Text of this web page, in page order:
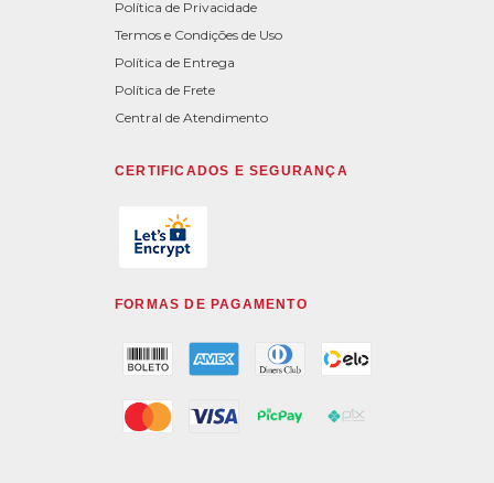
Política de Privacidade
Termos e Condições de Uso
Política de Entrega
Política de Frete
Central de Atendimento
CERTIFICADOS E SEGURANÇA
FORMAS DE PAGAMENTO